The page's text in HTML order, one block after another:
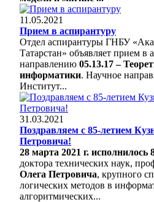
11.05.2021
Прием в аспирантуру
Отдел аспирантуры ГНБУ
Татарстан» объявляет прием в
направлению 05.13.17 –
информатики. Научное
Институт...
31.03.2021
Поздравляем с 85-летием
Петровича!
28 марта 2021 г. исполнилось
доктора технических наук,
Олега Петровича, крупного
логических методов в
алгоритмических...